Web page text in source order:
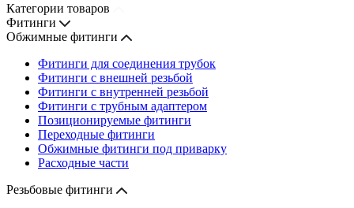
Категории товаров
Фитинги
Обжимные фитинги
Фитинги для соединения трубок
Фитинги с внешней резьбой
Фитинги с внутренней резьбой
Фитинги с трубным адаптером
Позиционируемые фитинги
Переходные фитинги
Обжимные фитинги под приварку
Расходные части
Резьбовые фитинги